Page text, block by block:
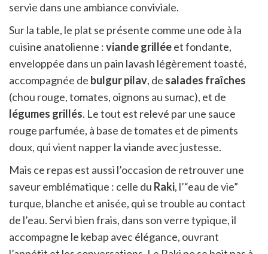
servie dans une ambiance conviviale.
Sur la table, le plat se présente comme une ode à la
cuisine anatolienne :viande grilléeet fondante,
enveloppée dans un pain lavash légèrement toasté,
accompagnée de bulgur pilav, de salades fraîches
(chou rouge, tomates, oignons au sumac), et de
légumes grillés. Le tout est relevé par une sauce
rouge parfumée, à base de tomates et de piments
doux, qui vient napper la viande avec justesse.
Mais ce repas est aussi l’occasion de retrouver une
saveur emblématique : celle du Raki, l’“eau de vie”
turque, blanche et anisée, qui se trouble au contact
de l’eau. Servi bien frais, dans son verre typique, il
accompagne le kebap avec élégance, ouvrant